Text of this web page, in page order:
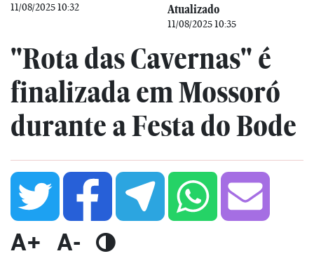
11/08/2025 10:32 Atualizado
11/08/2025 10:35
"Rota das Cavernas" é
finalizada em Mossoró
durante a Festa do Bode
A+ A-